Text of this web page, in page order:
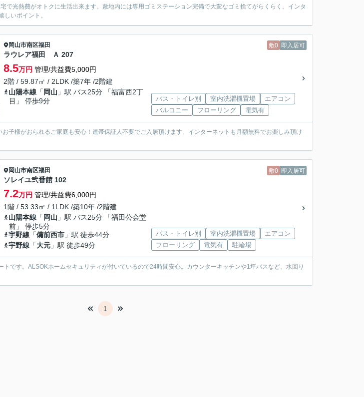
で光熱費がオトクに生活出来ます。敷地内には専用ゴミステーション完備で大変なゴミ捨てがらくらく。インタ
しいポイント。
敷0 即入居可
岡山市南区福田
ラウレア福田 Ａ 207
8.5万円 管理/共益費5,000円
2階 / 59.87㎡ / 2LDK /築7年 /2階建
山陽本線 「 岡山 」駅 バス25分 「福富西2丁
目」 停歩9分
バス・トイレ別 室内洗濯機置場
エアコン
バルコニー
フローリング 電気有
子様がおられるご家庭も安心！連帯保証人不要でご入居頂けます。インターネットも月額無料でお楽しみ頂け
敷0 即入居可
岡山市南区福田
ソレイユ弐番館 102
7.2万円 管理/共益費6,000円
1階 / 53.33㎡ / 1LDK /築10年 /2階建
山陽本線 「 岡山 」駅 バス25分 「福田公会堂
前」 停歩5分
宇野線 「備前西市 」駅 徒歩44分
宇野線 「大元 」駅 徒歩49分
バス・トイレ別 室内洗濯機置場
エアコン
フローリング
電気有 駐輪場
です。ALSOKホームセキュリティが付いているので24時間安心。カウンターキッチンや1坪バスなど、水回り
1